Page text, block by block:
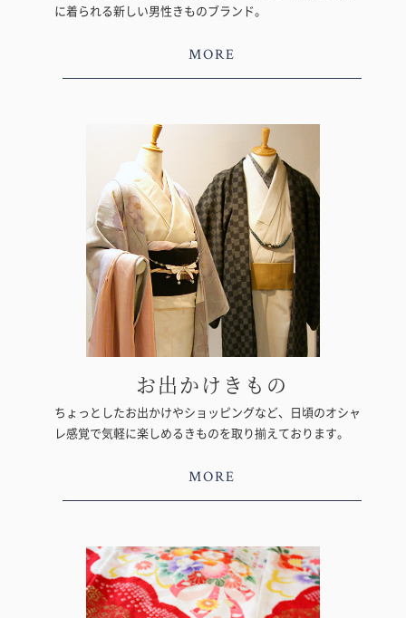
に着られる新しい男性きものブランド。
MORE
お出かけきもの
ちょっとしたお出かけやショッピングなど、日頃のオシャ
レ感覚で気軽に楽しめるきものを取り揃えております。
MORE